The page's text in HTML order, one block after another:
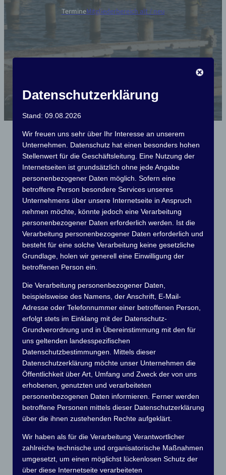
TermineMitgliederbereich alt / neu
Über uns
Wer wir sind
Zuhause in Schmöckwitz, im Südosten Berlins, ungefähr
dort wo Seddinsee, Zeuthener See und Dahme
zusammenfliessen
Mitglieder
Der Verein setzt sich aus ca. 100 Mitgliedern
zusammen. Sportfreunde, die Interesse an
gemeinsamen Ausfahrten und Unternehmungen auf
dem Wasser haben sind bei uns willkommen.
Jugend
Kinder und Jugendliche können bei uns im
Schlauchbootslalom für die Deutschen
Meisterschaften trainieren.
Datenschutzerklärung
Stand: 09.08.2026
Wir freuen uns sehr über Ihr Interesse an unserem
Unternehmen. Datenschutz hat einen besonders hohen
Stellenwert für die Geschäftsleitung. Eine Nutzung der
Internetseiten ist grundsätzlich ohne jede Angabe
personenbezogener Daten möglich. Sofern eine
betroffene Person besondere Services unseres
Unternehmens über unsere Internetseite in Anspruch
nehmen möchte, könnte jedoch eine Verarbeitung
personenbezogener Daten erforderlich werden. Ist die
Verarbeitung personenbezogener Daten erforderlich und
besteht für eine solche Verarbeitung keine gesetzliche
Grundlage, holen wir generell eine Einwilligung der
betroffenen Person ein.
Die Verarbeitung personenbezogener Daten,
beispielsweise des Namens, der Anschrift, E-Mail-
Adresse oder Telefonnummer einer betroffenen Person,
erfolgt stets im Einklang mit der Datenschutz-
Grundverordnung und in Übereinstimmung mit den für
uns geltenden landesspezifischen
Datenschutzbestimmungen. Mittels dieser
Datenschutzerklärung möchte unser Unternehmen die
Öffentlichkeit über Art, Umfang und Zweck der von uns
erhobenen, genutzten und verarbeiteten
personenbezogenen Daten informieren. Ferner werden
betroffene Personen mittels dieser Datenschutzerklärung
über die ihnen zustehenden Rechte aufgeklärt.
Wir haben als für die Verarbeitung Verantwortlicher
zahlreiche technische und organisatorische Maßnahmen
umgesetzt, um einen möglichst lückenlosen Schutz der
über diese Internetseite verarbeiteten